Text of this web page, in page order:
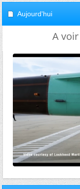
Aujourd'hui
A